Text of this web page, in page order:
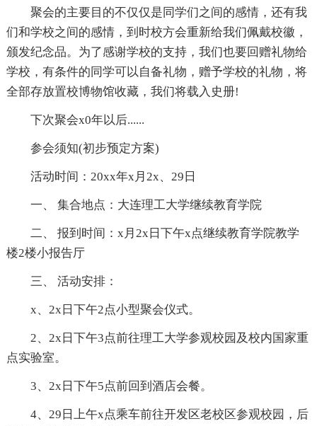
聚会的主要目的不仅仅是同学们之间的感情，还有我
们和学校之间的感情，到时校方会重新给我们佩戴校徽，
颁发纪念品。为了感谢学校的支持，我们也要回赠礼物给
学校，有条件的同学可以自备礼物，赠予学校的礼物，将
全部存放置校博物馆收藏，我们将载入史册!
下次聚会x0年以后......
参会须知(初步预定方案)
活动时间：20xx年x月2x、29日
一、 集合地点：大连理工大学继续教育学院
二、 报到时间：x月2x日下午x点继续教育学院教学
楼2楼小报告厅
三、 活动安排：
x、2x日下午2点小型聚会仪式。
2、2x日下午3点前往理工大学参观校园及校内国家重
点实验室。
3、2x日下午5点前回到酒店会餐。
4、29日上午x点乘车前往开发区老校区参观校园，后